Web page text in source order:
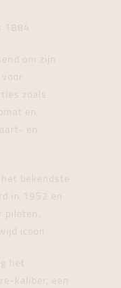
1884
om zijn
zoals
en
en
bekendste
in 1952 en
piloten,
icoon
het
kaliber, een